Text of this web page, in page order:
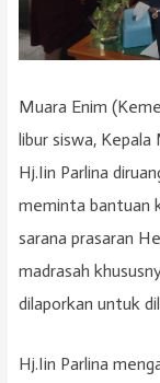
Muara Enim
libur siswa, Kepala
Hj.Iin Parlina
meminta bantuan
sarana prasaran
madrasah
dilaporkan untuk
Hj.Iin Parlina